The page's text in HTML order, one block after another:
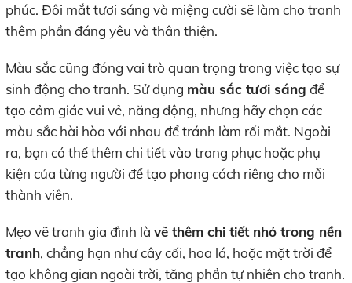
phúc. Đôi mắt tươi sáng và miệng cười sẽ làm cho tranh
thêm phần đáng yêu và thân thiện.
Màu sắc cũng đóng vai trò quan trọng trong việc tạo sự
sinh động cho tranh. Sử dụng màu sắc tươi sáng để
tạo cảm giác vui vẻ, năng động, nhưng hãy chọn các
màu sắc hài hòa với nhau để tránh làm rối mắt. Ngoài
ra, bạn có thể thêm chi tiết vào trang phục hoặc phụ
kiện của từng người để tạo phong cách riêng cho mỗi
thành viên.
Mẹo vẽ tranh gia đình là vẽ thêm chi tiết nhỏ trong nền
tranh, chẳng hạn như cây cối, hoa lá, hoặc mặt trời để
tạo không gian ngoài trời, tăng phần tự nhiên cho tranh.